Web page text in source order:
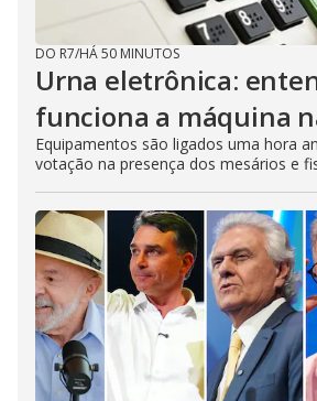
DO R7/HÁ 50 MINUTOS
Urna eletrônica:
funciona a máquina
Equipamentos são ligados uma hora
votação na presença dos mesários e